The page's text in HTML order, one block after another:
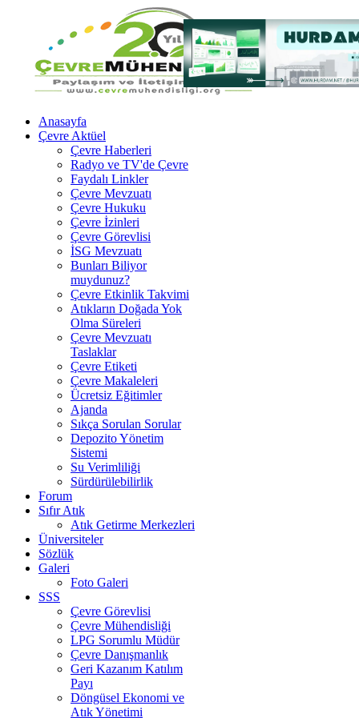
Anasayfa
Çevre Aktüel
Çevre Haberleri
Radyo ve TV'de Çevre
Faydalı Linkler
Çevre Mevzuatı
Çevre Hukuku
Çevre İzinleri
Çevre Görevlisi
İSG Mevzuatı
Bunları Biliyor
muydunuz?
Çevre Etkinlik Takvimi
Atıkların Doğada Yok
Olma Süreleri
Çevre Mevzuatı
Taslaklar
Çevre Etiketi
Çevre Makaleleri
Ücretsiz Eğitimler
Ajanda
Sıkça Sorulan Sorular
Depozito Yönetim
Sistemi
Su Verimliliği
Sürdürülebilirlik
Forum
Sıfır Atık
Atık Getirme Merkezleri
Üniversiteler
Sözlük
Galeri
Foto Galeri
SSS
Çevre Görevlisi
Çevre Mühendisliği
LPG Sorumlu Müdür
Çevre Danışmanlık
Geri Kazanım Katılım
Payı
Döngüsel Ekonomi ve
Atık Yönetimi